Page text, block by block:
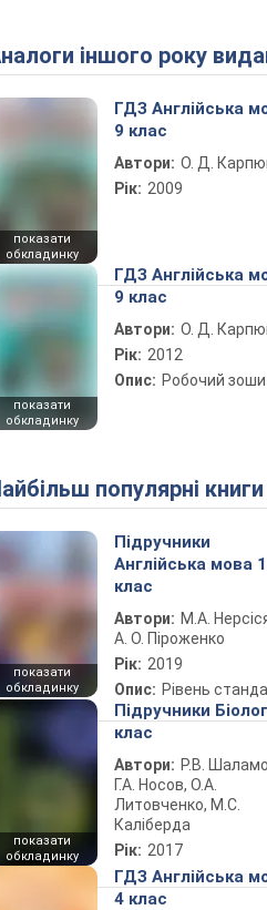
Аналоги іншого року
показати
обкладинку
ГДЗ Англійська
9 клас
Автори: О. Д.
Рік: 2009
показати
обкладинку
ГДЗ Англійська
9 клас
Автори: О. Д.
Рік: 2012
Опис: Робочий
Найбільш популярні книги
показати
обкладинку
Підручники
Англійська мова
клас
Автори: М.А.
А. О. Піроженко
Рік: 2019
Опис: Рівень
показати
обкладинку
Підручники
клас
Автори: Р.В.
Г.А. Носов, О.А.
Литовченко, М.С.
Каліберда
Рік: 2017
ГДЗ Англійська
4 клас